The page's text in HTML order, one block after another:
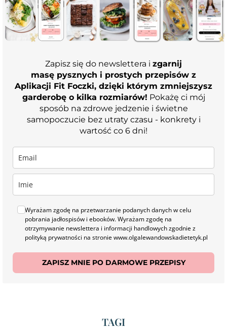
Zapisz się do newslettera i zgarnij
masę pysznych i prostych przepisów z
Aplikacji Fit Foczki, dzięki którym zmniejszysz
garderobę o kilka rozmiarów! Pokażę ci mój
sposób na zdrowe jedzenie i świetne
samopoczucie bez utraty czasu - konkrety i
wartość co 6 dni!
Wyrażam zgodę na przetwarzanie podanych danych w celu
pobrania jadłospisów i ebooków. Wyrażam zgodę na
otrzymywanie newslettera i informacji handlowych zgodnie z
polityką prywatności na stronie www.olgalewandowskadietetyk.pl
ZAPISZ MNIE PO DARMOWE PRZEPISY
TAGI